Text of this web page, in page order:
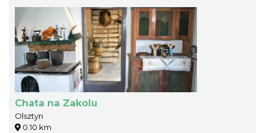
Chata na Zakolu
Olsztyn
0.10 km